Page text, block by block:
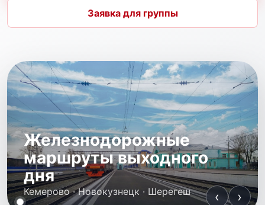
Заявка для группы
Железнодорожные
маршруты выходного
дня
Кемерово · Новокузнецк · Шерегеш ‹ ›